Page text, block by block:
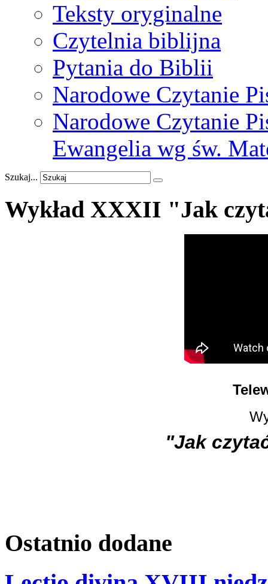
Teksty oryginalne
Czytelnia biblijna
Pytania do Biblii
Narodowe Czytanie
Narodowe Czytanie
Ewangelia wg św.
Szukaj...
Wykład XXXII "Jak
"Jak
Ostatnio dodane